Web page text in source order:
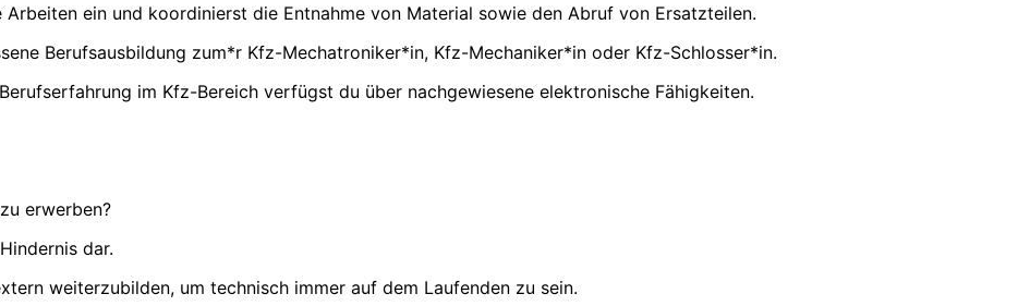
ein und koordinierst die Entnahme von Material sowie den Abruf von Ersatzteilen.
Berufsausbildung zum*r Kfz-Mechatroniker*in, Kfz-Mechaniker*in oder Kfz-Schlosser*in.
im Kfz-Bereich verfügst du über nachgewiesene elektronische Fähigkeiten.
erwerben?
dar.
weiterzubilden, um technisch immer auf dem Laufenden zu sein.